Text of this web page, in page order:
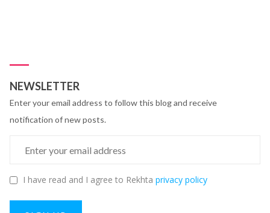
NEWSLETTER
Enter your email address to follow this blog and receive
notification of new posts.
I have read and I agree to Rekhta privacy policy